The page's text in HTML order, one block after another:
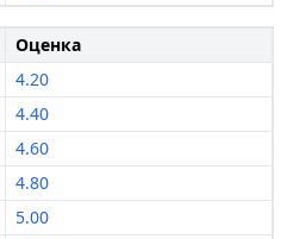
Оценка
4.20
4.40
4.60
4.80
5.00